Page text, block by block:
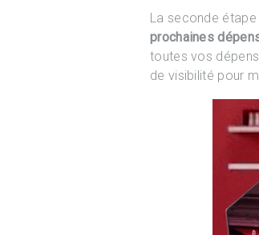
La seconde
prochaines
toutes vos
de visibilité pour